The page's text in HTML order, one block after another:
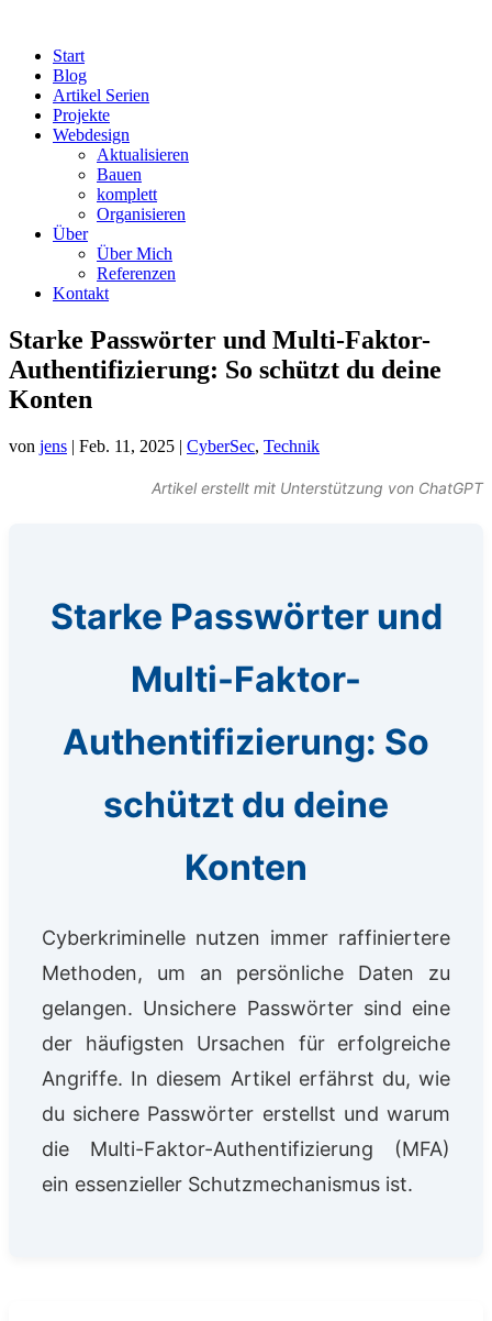
Start
Blog
Artikel Serien
Projekte
Webdesign
Aktualisieren
Bauen
komplett
Organisieren
Über
Über Mich
Referenzen
Kontakt
Starke Passwörter und Multi-Faktor-
Authentifizierung: So schützt du deine
Konten
von jens | Feb. 11, 2025 | CyberSec, Technik
Artikel erstellt mit Unterstützung von ChatGPT
Starke Passwörter und
Multi-Faktor-
Authentifizierung: So
schützt du deine
Konten
Cyberkriminelle nutzen immer raffiniertere
Methoden, um an persönliche Daten zu
gelangen. Unsichere Passwörter sind eine
der häufigsten Ursachen für erfolgreiche
Angriffe. In diesem Artikel erfährst du, wie
du sichere Passwörter erstellst und warum
die Multi-Faktor-Authentifizierung (MFA)
ein essenzieller Schutzmechanismus ist.